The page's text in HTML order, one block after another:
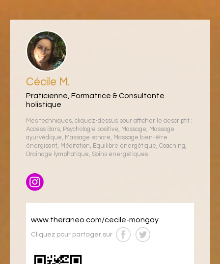
Cécile M.
Praticienne, Formatrice & Consultante
holistique
Mes techniques, cliquez-dessus pour afficher le descriptif :
Access Bars, Psychologie positive, Massage, Massage
ayurvédique, Massage sonore, Massage bien-être
énergisant, Méditation, Equilibre énergétique, Coaching,
Drainage lymphatique, Soins énergétiques
www.theraneo.com/cecile-mongay
Cliquez pour partager sur